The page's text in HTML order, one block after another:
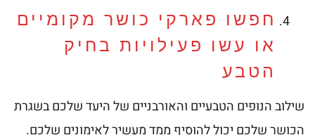
חפשו פארקי כושר מקומיים
או עשו פעילויות בחיק
הטבע
שילוב הנופים הטבעיים והאורבניים של היעד שלכם בשגרת
הכושר שלכם יכול להוסיף ממד מעשיר לאימונים שלכם.